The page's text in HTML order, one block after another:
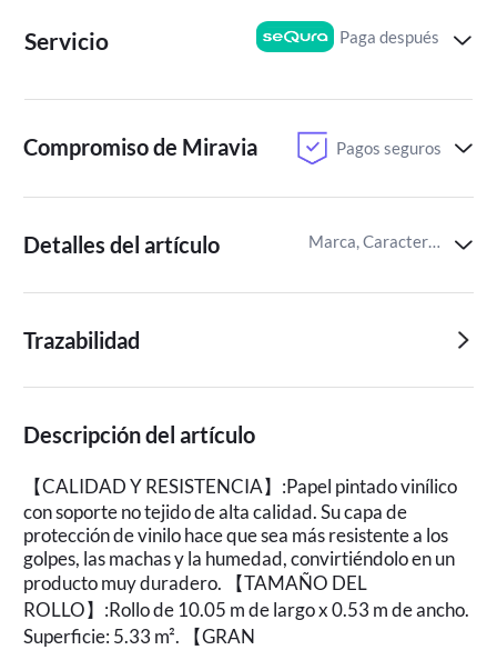
Servicio Paga después
Compromiso de Miravia Pagos seguros
Detalles del artículo Marca, Características de resistencia al agua,Certificaciones del producto
Trazabilidad
Descripción del artículo
【CALIDAD Y RESISTENCIA】:Papel pintado vinílico
con soporte no tejido de alta calidad. Su capa de
protección de vinilo hace que sea más resistente a los
golpes, las machas y la humedad, convirtiéndolo en un
producto muy duradero. 【TAMAÑO DEL
ROLLO】:Rollo de 10.05 m de largo x 0.53 m de ancho.
Superficie: 5.33 m². 【GRAN